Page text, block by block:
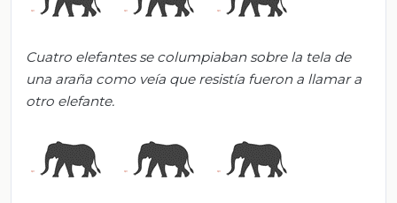
Cuatro elefantes se columpiaban sobre la tela de
una araña como veía que resistía fueron a llamar a
otro elefante.